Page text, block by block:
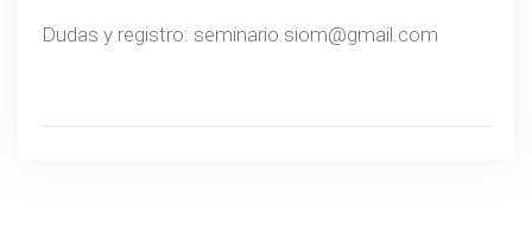
Dudas y registro: seminario.siom@gmail.com